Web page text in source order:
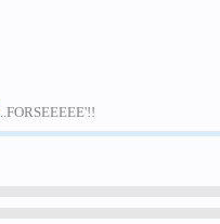
..FORSEEEEE'!!